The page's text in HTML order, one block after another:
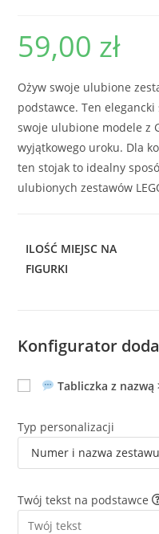
59,00 zł
Ożyw swoje ulubione
podstawce. Ten
swoje ulubione modele z
wyjątkowego uroku. Dla
ten stojak to idealny
ulubionych zestawów
ILOŚĆ MIEJSC NA
FIGURKI
Konfigurator
Tabliczka z nazwą
Typ personalizacji
Twój tekst na podstawce